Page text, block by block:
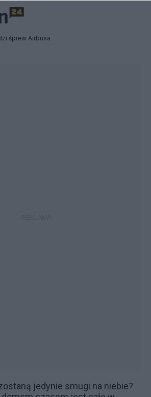
śpiew Airbusa
jedynie smugi na niebie?